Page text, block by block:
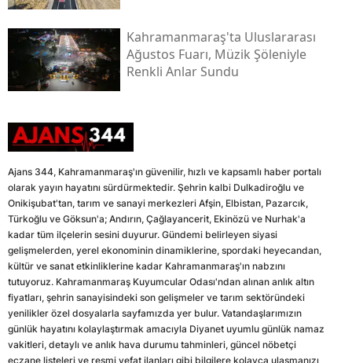
Kahramanmaraş'ta Uluslararası
Ağustos Fuarı, Müzik Şöleniyle
Renkli Anlar Sundu
Ajans 344, Kahramanmaraş'ın güvenilir, hızlı ve kapsamlı haber portalı
olarak yayın hayatını sürdürmektedir. Şehrin kalbi Dulkadiroğlu ve
Onikişubat'tan, tarım ve sanayi merkezleri Afşin, Elbistan, Pazarcık,
Türkoğlu ve Göksun'a; Andırın, Çağlayancerit, Ekinözü ve Nurhak'a
kadar tüm ilçelerin sesini duyurur. Gündemi belirleyen siyasi
gelişmelerden, yerel ekonominin dinamiklerine, spordaki heyecandan,
kültür ve sanat etkinliklerine kadar Kahramanmaraş'ın nabzını
tutuyoruz. Kahramanmaraş Kuyumcular Odası'ndan alınan anlık altın
fiyatları, şehrin sanayisindeki son gelişmeler ve tarım sektöründeki
yenilikler özel dosyalarla sayfamızda yer bulur. Vatandaşlarımızın
günlük hayatını kolaylaştırmak amacıyla Diyanet uyumlu günlük namaz
vakitleri, detaylı ve anlık hava durumu tahminleri, güncel nöbetçi
eczane listeleri ve resmi vefat ilanları gibi bilgilere kolayca ulaşmanızı